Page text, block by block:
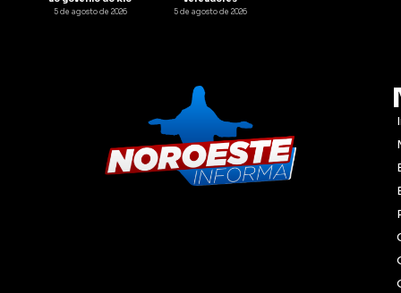
5 de agosto de 2026 5 de agosto de 2026